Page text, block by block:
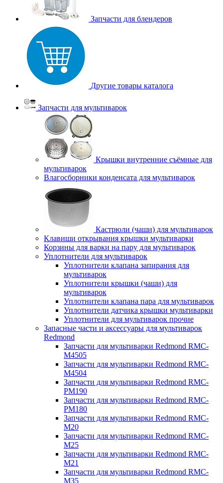
Запчасти для блендеров
Другие товары каталога
Запчасти для мультиварок
Крышки внутренние съёмные для
мультиварок
Влагосборники конденсата для мультиварок
Кастрюли (чаши) для мультиварок
Клавиши открывания крышки мультиварки
Корзины для варки на пару для мультиварок
Уплотнители для мультиварок
Уплотнители клапана запирания для
мультиварок
Уплотнители крышки (чаши) для
мультиварок
Уплотнители клапана пара для мультиварок
Уплотнители датчика крышки мультиварки
Уплотнители для мультиварок прочие
Запасные части и аксессуары для мультиварок
Redmond
Запчасти для мультиварки Redmond RMC-
M4505
Запчасти для мультиварки Redmond RMC-
M4504
Запчасти для мультиварки Redmond RMC-
PM190
Запчасти для мультиварки Redmond RMC-
PM180
Запчасти для мультиварки Redmond RMC-
M20
Запчасти для мультиварки Redmond RMC-
M25
Запчасти для мультиварки Redmond RMC-
M21
Запчасти для мультиварки Redmond RMC-
M35